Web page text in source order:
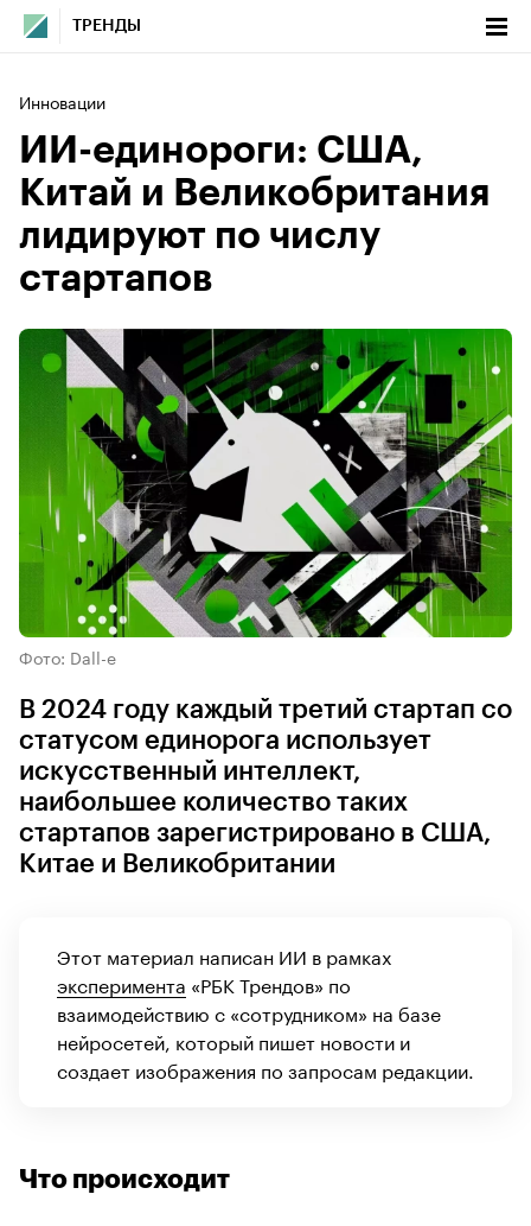
ТРЕНДЫ
Инновации
ИИ-единороги: США,
Китай и Великобритания
лидируют по числу
стартапов
Фото: Dall-e
В 2024 году каждый третий стартап со
статусом единорога использует
искусственный интеллект,
наибольшее количество таких
стартапов зарегистрировано в США,
Китае и Великобритании
Этот материал написан ИИ в рамках
эксперимента «РБК Трендов» по
взаимодействию с «сотрудником» на базе
нейросетей, который пишет новости и
создает изображения по запросам редакции.
Что происходит